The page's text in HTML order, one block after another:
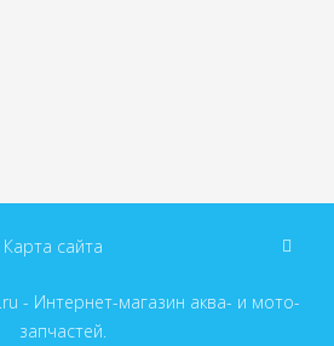
Карта сайта
- Интернет-магазин аква- и мото-
запчастей.